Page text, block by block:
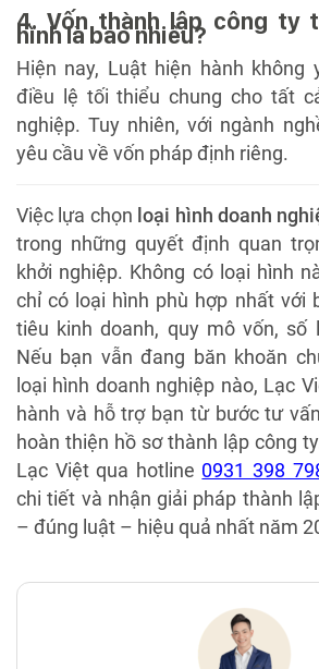
4. Vốn thành lập công ty
hình là bao nhiêu?
Hiện nay, Luật hiện hành không
điều lệ tối thiểu chung cho tất
nghiệp. Tuy nhiên, với ngành
yêu cầu về vốn pháp định riêng.
Việc lựa chọn loại hình doanh
trong những quyết định quan
khởi nghiệp. Không có loại hình
chỉ có loại hình phù hợp nhất với
tiêu kinh doanh, quy mô vốn, số
Nếu bạn vẫn đang băn khoăn
loại hình doanh nghiệp nào, Lạc
hành và hỗ trợ bạn từ bước tư
hoàn thiện hồ sơ thành lập công
Lạc Việt qua hotline 0931 398
chi tiết và nhận giải pháp thành
– đúng luật – hiệu quả nhất năm